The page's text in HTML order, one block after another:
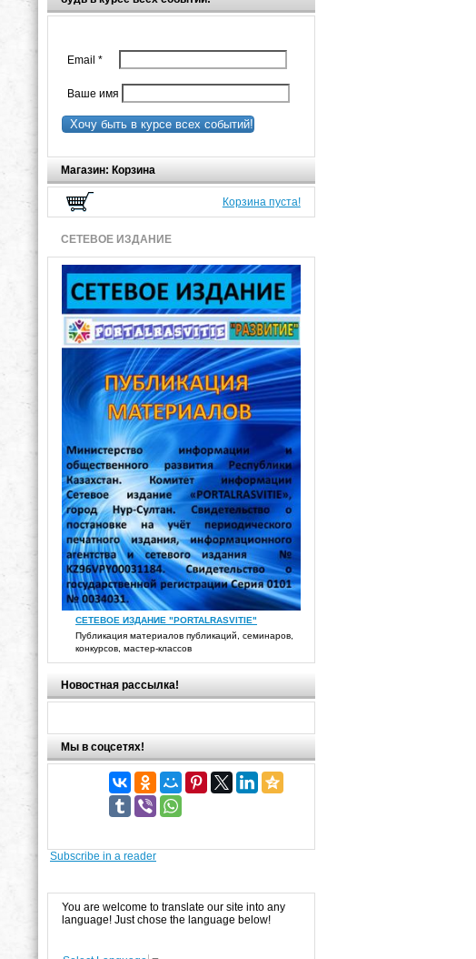
Email *
Ваше имя
Хочу быть в курсе всех событий!
Магазин: Корзина
Корзина пуста!
СЕТЕВОЕ ИЗДАНИЕ
СЕТЕВОЕ ИЗДАНИЕ "PORTALRASVITIE"
Публикация материалов публикаций, семинаров,
конкурсов, мастер-классов
Новостная рассылка!
Мы в соцсетях!
Subscribe in a reader
You are welcome to translate our site into any
language! Just chose the language below!